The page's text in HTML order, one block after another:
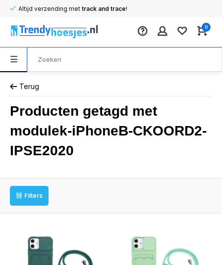
Altijd verzending met track and trace!
0
Terug
Producten getagd met
modulek-iPhoneB-CKOORD2-
IPSE2020
Filters